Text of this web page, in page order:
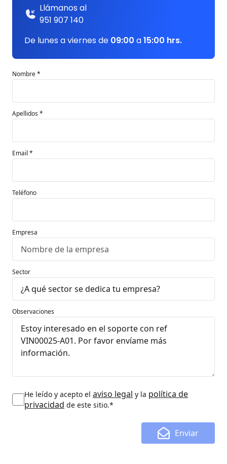
Llámanos al
951 907 140
De lunes a viernes de 09:00 a15:00 hrs.
Nombre *
Apellidos *
Email *
Teléfono
Empresa
Sector
Observaciones
He leído y acepto el aviso legal y la política de
privacidad de este sitio.*
Enviar